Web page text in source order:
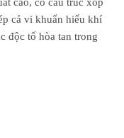
cả vi khuẩn hiếu khí
độc tố hòa tan trong